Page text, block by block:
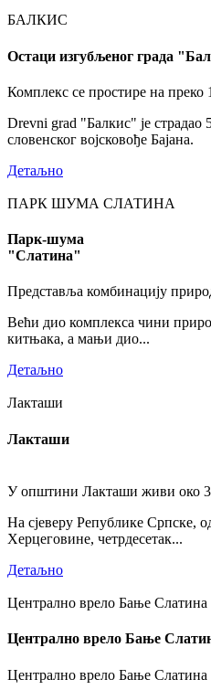
БАЛКИС
Остаци изгубљеног града
Комплекс се простире на преко
Drevni grad "Балкис" је страдао
словенског војсковође Бајана.
Детаљно
ПАРК ШУМА СЛАТИНА
Парк-шума
"Слатина"
Представља комбинацију
Већи дио комплекса чини
китњака, а мањи дио...
Детаљно
Лакташи
Лакташи
У општини Лакташи живи око
На сјеверу Републике Српске,
Херцеговине, четрдесетак...
Детаљно
Централно врело Бање Слатина
Централно врело Бање
Централно врело Бање Слатина